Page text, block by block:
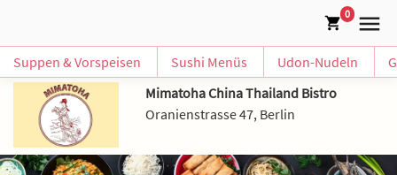
0
Suppen & Vorspeisen Sushi Menüs Udon-Nudeln
Mimatoha China Thailand Bistro
Oranienstrasse 47, Berlin